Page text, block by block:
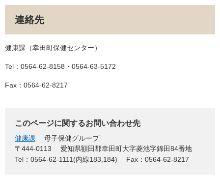
連絡先
健康課（幸田町保健センター）
Tel：0564-62-8158・0564-63-5172
Fax：0564-62-8217
このページに関するお問い合わせ先
健康課
母子保健グループ
〒444-0113
愛知県額田郡幸田町大字菱池字錦田84番地
Tel：0564-62-1111(内線183,184)
Fax：0564-62-8217